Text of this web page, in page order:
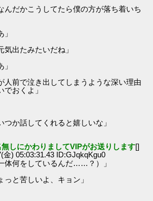
んだかこうしてたら僕の方が落ち着いち
気出たみたいだね」
人前で泣き出してしまうような深い理由
でおくよ」
つか話してくれると嬉しいな」
しにかわりましてVIPがお送りします[]
金) 05:03:31.43 ID:GJqkqKgu0
体何をしているんだ……？）」
と苦しいよ、キョン」